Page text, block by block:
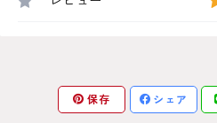
保存 シェア